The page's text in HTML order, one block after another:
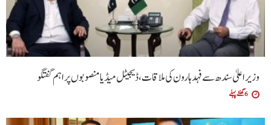
وزیراعلیٰ سندھ سے فہد ہارون کی ملاقات، ڈیجیٹل میڈیا منصوبوں پر اہم گفتگو
6 گھنٹے پہلے